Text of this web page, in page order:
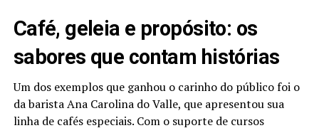
Café, geleia e propósito: os
sabores que contam histórias
Um dos exemplos que ganhou o carinho do público foi o
da barista Ana Carolina do Valle, que apresentou sua
linha de cafés especiais. Com o suporte de cursos